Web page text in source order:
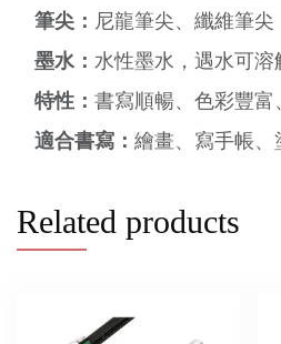
筆尖： 尼龍筆尖、纖維筆尖
墨水： 水性墨水，遇水可溶
特性： 書寫順暢、色彩豐富
適合書寫： 繪畫、寫手帳、
Related products